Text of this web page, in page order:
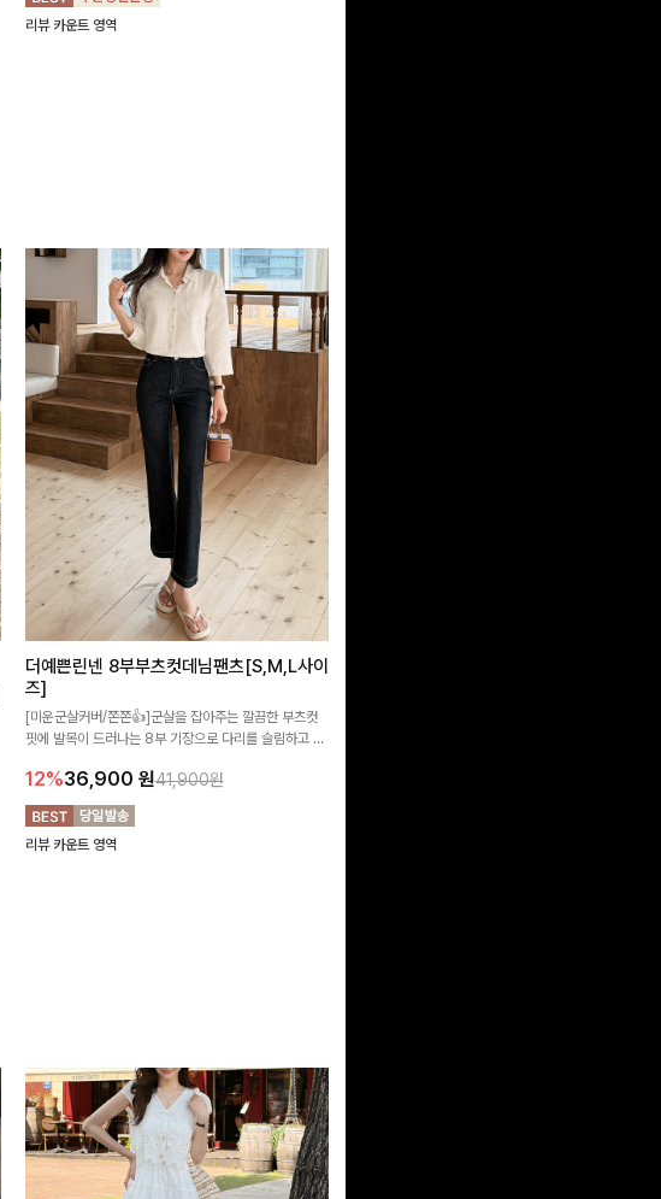
리뷰 카운트 영역
더예쁜린넨 8부부츠컷데님팬츠[S,M,L사이
즈]
[미운군살커버/쫀쫀👍]군살을 잡아주는 깔끔한 부츠컷
핏에 발목이 드러나는 8부 기장으로 다리를 슬림하고 길
요~!
12%36,900 원41,900원
리뷰 카운트 영역